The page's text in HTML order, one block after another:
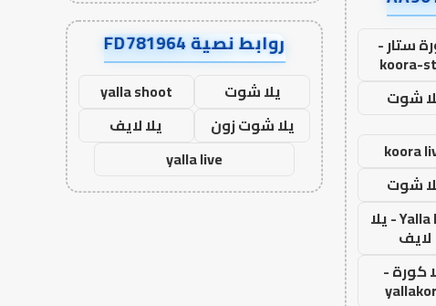
ستار -
koora-
شوت
koora
شوت
Yalla Live - يلا
لايف
كورة -
روابط نصية FD781964
يلا شوت
yalla shoot
يلا شوت زون
يلا لايف
yalla live